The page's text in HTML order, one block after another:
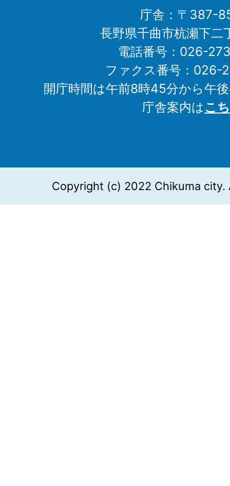
庁舎：〒387-
長野県千曲市杭瀬下二
電話番号：026-
ファクス番号：026-
開庁時間は午前8時45分から午
庁舎案内はこ
Copyright (c) 2022 Chikuma city.